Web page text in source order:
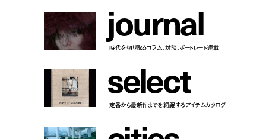
journal
時代を切り取るコラム、対談、ポートレート連載
select
定番から最新作までを網羅するアイテムカタログ